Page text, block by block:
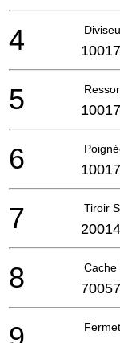
4
5
6
Tiroir
7
Cache
8